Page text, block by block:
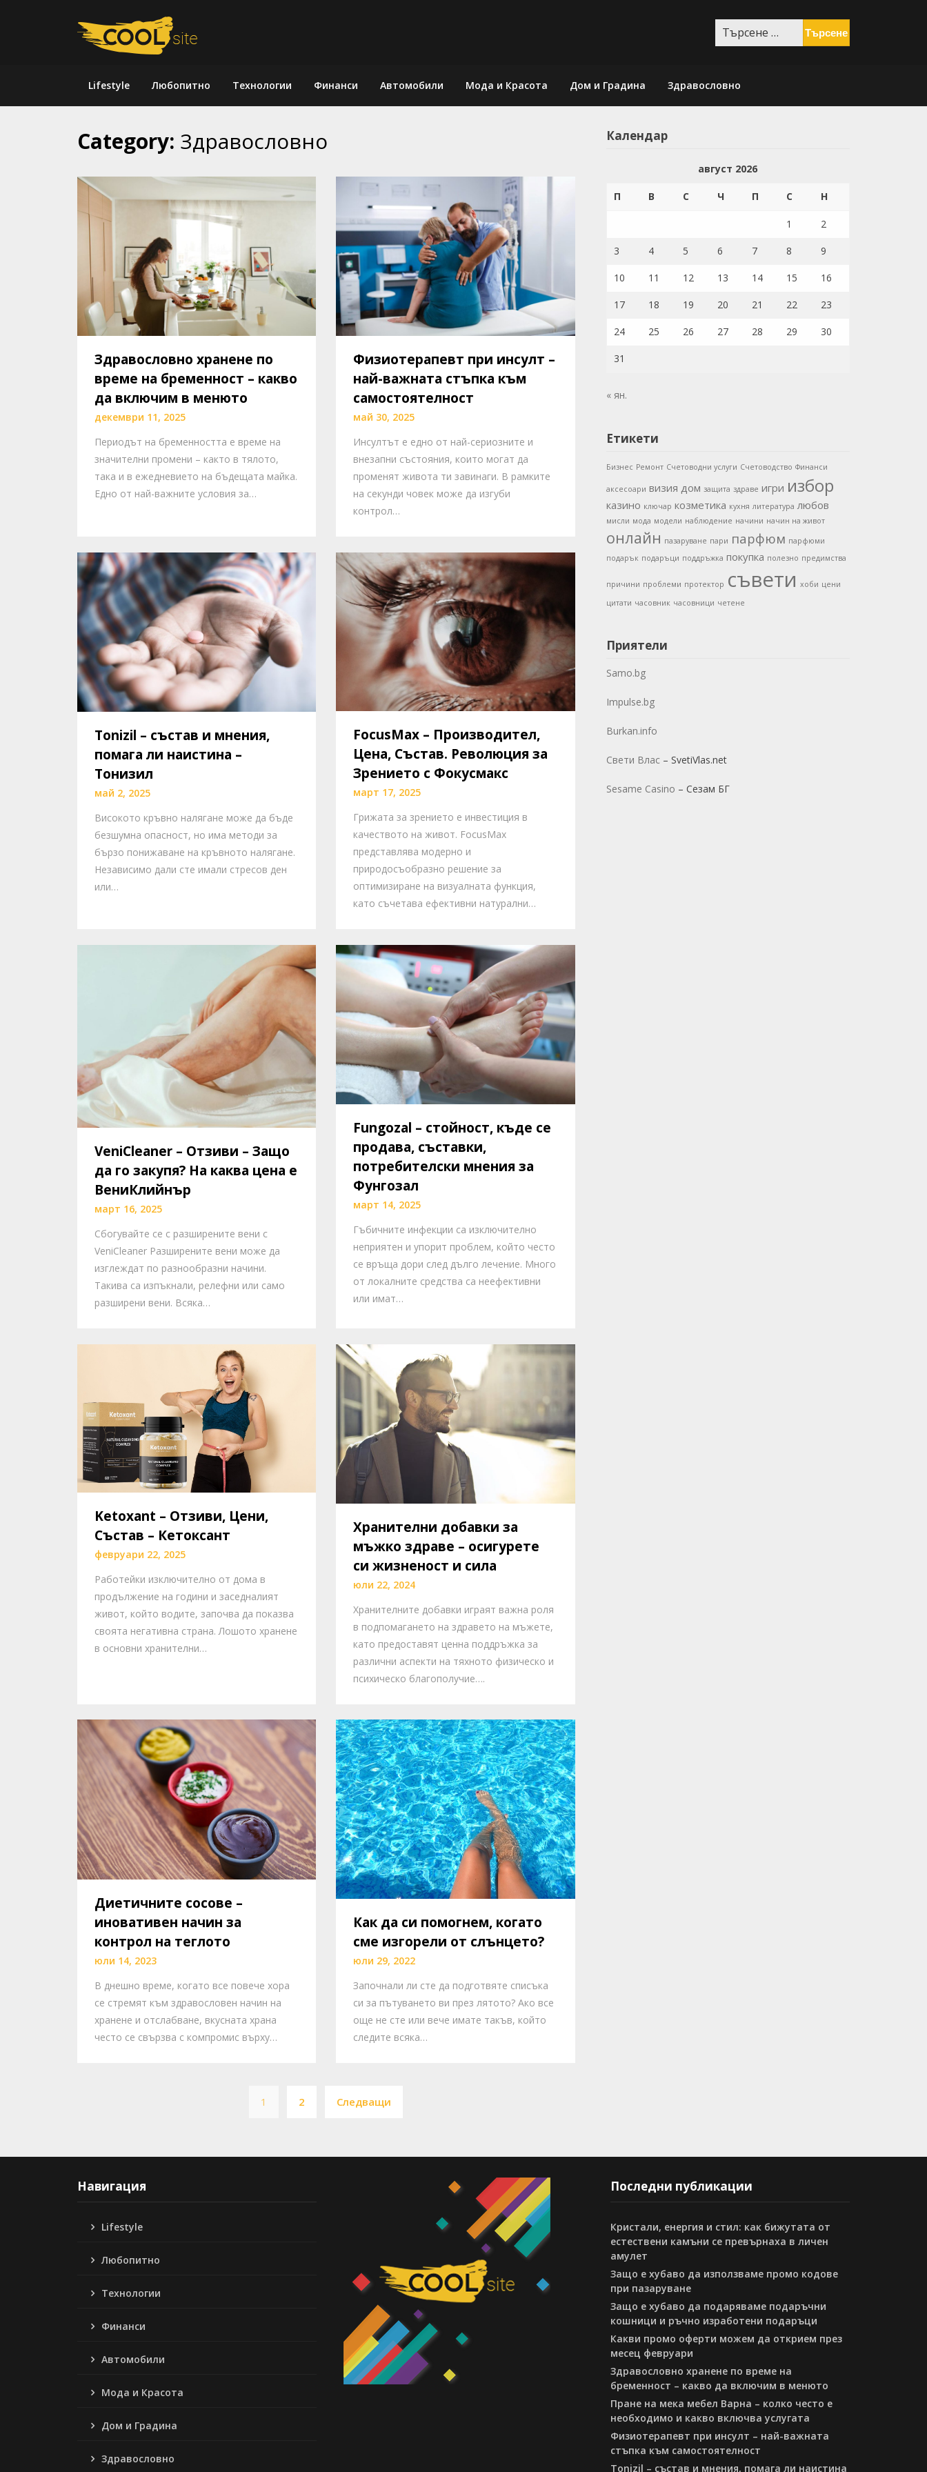
Търсене
за:
Lifestyle Любопитно Технологии Финанси Автомобили Мода и Красота Дом и Градина Здравословно
Category: Здравословно
Здравословно хранене по
време на бременност – какво
да включим в менюто
декември 11, 2025
Периодът на бременността е време на
значителни промени – както в тялото,
така и в ежедневието на бъдещата майка.
Едно от най-важните условия за…
Физиотерапевт при инсулт –
най-важната стъпка към
самостоятелност
май 30, 2025
Инсултът е едно от най-сериозните и
внезапни състояния, които могат да
променят живота ти завинаги. В рамките
на секунди човек може да изгуби
контрол…
Tonizil – състав и мнения,
помага ли наистина –
Тонизил
май 2, 2025
Високото кръвно налягане може да бъде
безшумна опасност, но има методи за
бързо понижаване на кръвното налягане.
Независимо дали сте имали стресов ден
или…
FocusMax – Производител,
Цена, Състав. Революция за
Зрението с Фокусмакс
март 17, 2025
Грижата за зрението е инвестиция в
качеството на живот. FocusMax
представлява модерно и
природосъобразно решение за
оптимизиране на визуалната функция,
като съчетава ефективни натурални…
VeniCleaner – Отзиви – Защо
да го закупя? На каква цена е
ВениКлийнър
март 16, 2025
Сбогувайте се с разширените вени с
VeniCleaner Разширените вени може да
изглеждат по разнообразни начини.
Такива са изпъкнали, релефни или само
разширени вени. Всяка…
Fungozal – стойност, къде се
продава, съставки,
потребителски мнения за
Фунгозал
март 14, 2025
Гъбичните инфекции са изключително
неприятен и упорит проблем, който често
се връща дори след дълго лечение. Много
от локалните средства са неефективни
или имат…
Ketoxant – Отзиви, Цени,
Състав – Кетоксант
февруари 22, 2025
Работейки изключително от дома в
продължение на години и заседналият
живот, който водите, започва да показва
своята негативна страна. Лошото хранене
в основни хранителни…
Хранителни добавки за
мъжко здраве – осигурете
си жизненост и сила
юли 22, 2024
Хранителните добавки играят важна роля
в подпомагането на здравето на мъжете,
като предоставят ценна поддръжка за
различни аспекти на тяхното физическо и
психическо благополучие….
Диетичните сосове –
иновативен начин за
контрол на теглото
юли 14, 2023
В днешно време, когато все повече хора
се стремят към здравословен начин на
хранене и отслабване, вкусната храна
често се свързва с компромис върху…
Как да си помогнем, когато
сме изгорели от слънцето?
юли 29, 2022
Започнали ли сте да подготвяте списъка
си за пътуването ви през лятото? Ако все
още не сте или вече имате такъв, който
следите всяка…
pagination
1 2 Следващи
Календар
август 2026
П В С Ч П С Н
1 2
3 4 5 6 7 8 9
10 11 12 13 14 15 16
17 18 19 20 21 22 23
24 25 26 27 28 29 30
31
« ян.
Етикети
Бизнес Ремонт Счетоводни услуги Счетоводство Финанси
аксесоари визия дом защита здраве игри избор
казино ключар козметика кухня литература любов
мисли мода модели наблюдение начини начин на живот
онлайн пазаруване пари парфюм парфюми
подарък подаръци поддръжка покупка полезно предимства
причини проблеми протектор съвети хоби цени
цитати часовник часовници четене
Приятели
Samo.bg
Impulse.bg
Burkan.info
Свети Влас– SvetiVlas.net
Sesame Casino – Сезам БГ
Навигация
Lifestyle
Любопитно
Технологии
Финанси
Автомобили
Мода и Красота
Дом и Градина
Здравословно
Последни публикации
Кристали, енергия и стил: как бижутата от
естествени камъни се превърнаха в личен
амулет
Защо е хубаво да използваме промо кодове
при пазаруване
Защо е хубаво да подаряваме подаръчни
кошници и ръчно изработени подаръци
Какви промо оферти можем да открием през
месец февруари
Здравословно хранене по време на
бременност – какво да включим в менюто
Пране на мека мебел Варна – колко често е
необходимо и какво включва услугата
Физиотерапевт при инсулт – най-важната
стъпка към самостоятелност
Tonizil – състав и мнения, помага ли наистина